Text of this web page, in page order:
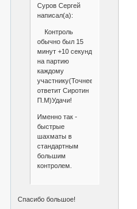
Cуров Сергей
написал(а):
Контроль
обычно был 15
минут +10 секунд
на партию
каждому
участнику(Точнее
ответит Сиротин
П.М)Удачи!
Именно так -
быстрые
шахматы в
стандартным
большим
контролем.
Спасибо большое!